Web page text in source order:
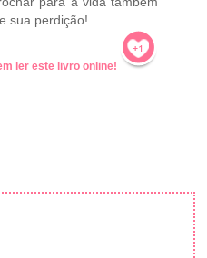
sua perdição!
ler este livro online!